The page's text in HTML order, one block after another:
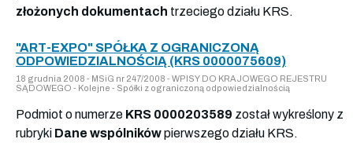
złożonych dokumentach trzeciego działu KRS.
"ART-EXPO" SPÓŁKA Z OGRANICZONĄ
ODPOWIEDZIALNOŚCIĄ (KRS 0000075609)
18 grudnia 2008 - MSiG nr 247/2008 - WPISY DO KRAJOWEGO REJESTRU
SĄDOWEGO - Kolejne - Spółki z ograniczoną odpowiedzialnością
Podmiot o numerze KRS 0000203589 został wykreślony z
rubryki Dane wspólnikówpierwszego działu KRS.